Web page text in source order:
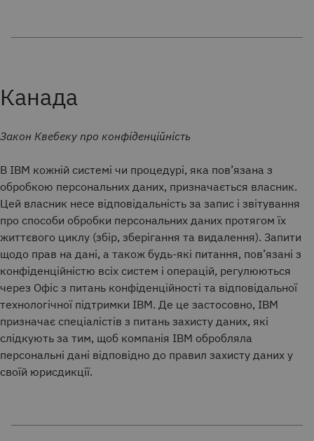
Канада
Закон Квебеку про конфіденційність
В IBM кожній системі чи процедурі, яка пов’язана з
обробкою персональних даних, призначається власник.
Цей власник несе відповідальність за запис і звітування
про способи обробки персональних даних протягом їх
життєвого циклу (збір, зберігання та видалення). Запити
щодо прав на дані, а також будь-які питання, пов’язані з
конфіденційністю всіх систем і операцій, регулюються
через Офіс з питань конфіденційності та відповідальної
технологічної підтримки IBM. Де це застосовно, IBM
призначає спеціалістів з питань захисту даних, які
слідкують за тим, щоб компанія IBM обробляла
персональні дані відповідно до правил захисту даних у
своїй юрисдикції.